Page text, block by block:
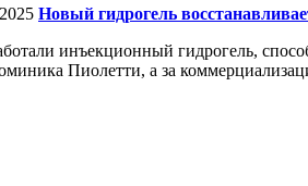
Новый гидрогель
инъекционный гидрогель,
Пиолетти, а за